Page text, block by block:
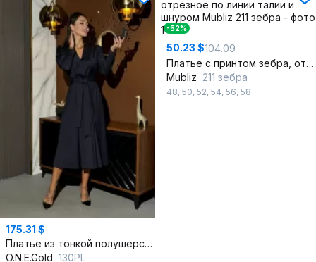
175.31 $
Платье из тонкой полушерсти с эффектом для вечерних образов
O.N.E.Gold 130PL
-52%
50.23 $104.09
Платье с принтом зебра, отрезное по линии талии и шнуром
Mubliz 211 зебра
48, 50, 52, 54, 56, 58